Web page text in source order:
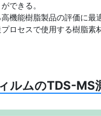
できる。
機能樹脂製品の評価に最
ロセスで使用する樹脂素
ルムのTDS-MS